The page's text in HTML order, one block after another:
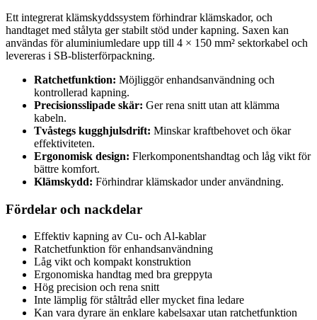
Ett integrerat klämskyddssystem förhindrar klämskador, och
handtaget med stålyta ger stabilt stöd under kapning. Saxen kan
användas för aluminiumledare upp till 4 × 150 mm² sektorkabel och
levereras i SB-blisterförpackning.
Ratchetfunktion: Möjliggör enhandsanvändning och
kontrollerad kapning.
Precisionsslipade skär: Ger rena snitt utan att klämma
kabeln.
Tvåstegs kugghjulsdrift: Minskar kraftbehovet och ökar
effektiviteten.
Ergonomisk design: Flerkomponentshandtag och låg vikt för
bättre komfort.
Klämskydd: Förhindrar klämskador under användning.
Fördelar och nackdelar
Effektiv kapning av Cu- och Al-kablar
Ratchetfunktion för enhandsanvändning
Låg vikt och kompakt konstruktion
Ergonomiska handtag med bra greppyta
Hög precision och rena snitt
Inte lämplig för ståltråd eller mycket fina ledare
Kan vara dyrare än enklare kabelsaxar utan ratchetfunktion